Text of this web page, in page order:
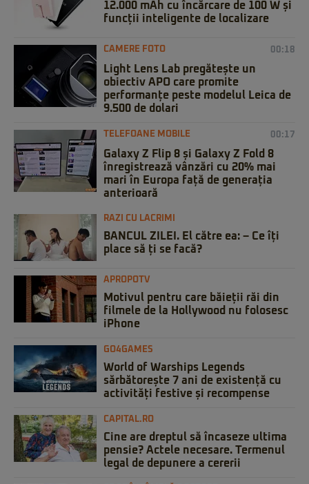
12.000 mAh cu încărcare de 100 W și
funcții inteligente de localizare
CAMERE FOTO 00:18
Light Lens Lab pregătește un
obiectiv APO care promite
performanțe peste modelul Leica de
9.500 de dolari
TELEFOANE MOBILE 00:17
Galaxy Z Flip 8 și Galaxy Z Fold 8
înregistrează vânzări cu 20% mai
mari în Europa față de generația
anterioară
RAZI CU LACRIMI
BANCUL ZILEI. El către ea: – Ce îți
place să ți se facă?
APROPOTV
Motivul pentru care băieții răi din
filmele de la Hollywood nu folosesc
iPhone
GO4GAMES
World of Warships Legends
sărbătorește 7 ani de existență cu
activități festive și recompense
CAPITAL.RO
Cine are dreptul să încaseze ultima
pensie? Actele necesare. Termenul
legal de depunere a cererii